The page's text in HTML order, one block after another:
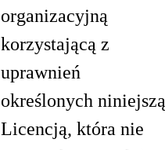
organizacyjną
korzystającą z
uprawnień
określonych niniejszą
Licencją, która nie